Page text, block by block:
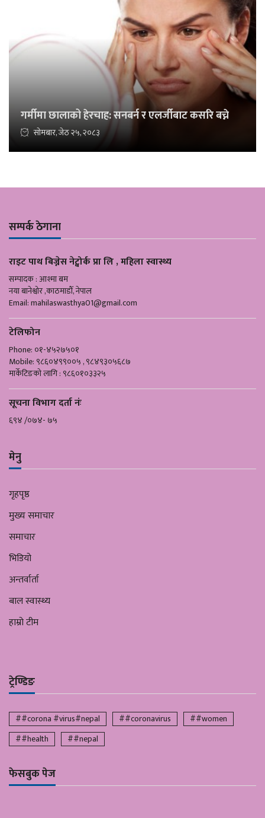
गर्मीमा छालाको हेरचाह: सनबर्न र एलर्जीबाट कसरि बच्ने
सोमबार, जेठ २५, २०८३
सम्पर्क ठेगाना
राइट पाथ बिज्नेस नेट्वोर्क प्रा लि , महिला स्वास्थ्य
सम्पादक : आश्मा बम
नया बानेश्वोर ,काठमाडौँ, नेपाल
Email:mahilaswasthya01@gmail.com
टेलिफोन
Phone: ०१-४५२७५०१
Mobile: ९८६०४९९००५ , ९८४९३०५६८७
मार्केटिङको लागि : ९८६०१०३३२५
सूचना विभाग दर्ता नंः
६९४ /०७४- ७५
मेनु
गृहपृष्ठ
मुख्य समाचार
समाचार
भिडियो
अन्तर्वार्ता
बाल स्वास्थ्य
हाम्रो टीम
ट्रेण्डिङ
##corona #virus#nepal ##coronavirus
##women
##health
##nepal
फेसबुक पेज